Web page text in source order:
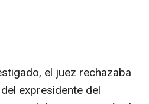
el juez rechazaba
expresidente del